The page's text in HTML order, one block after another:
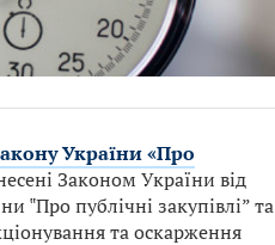
України «Про
Законом України від
публічні закупівлі” та
та оскарження